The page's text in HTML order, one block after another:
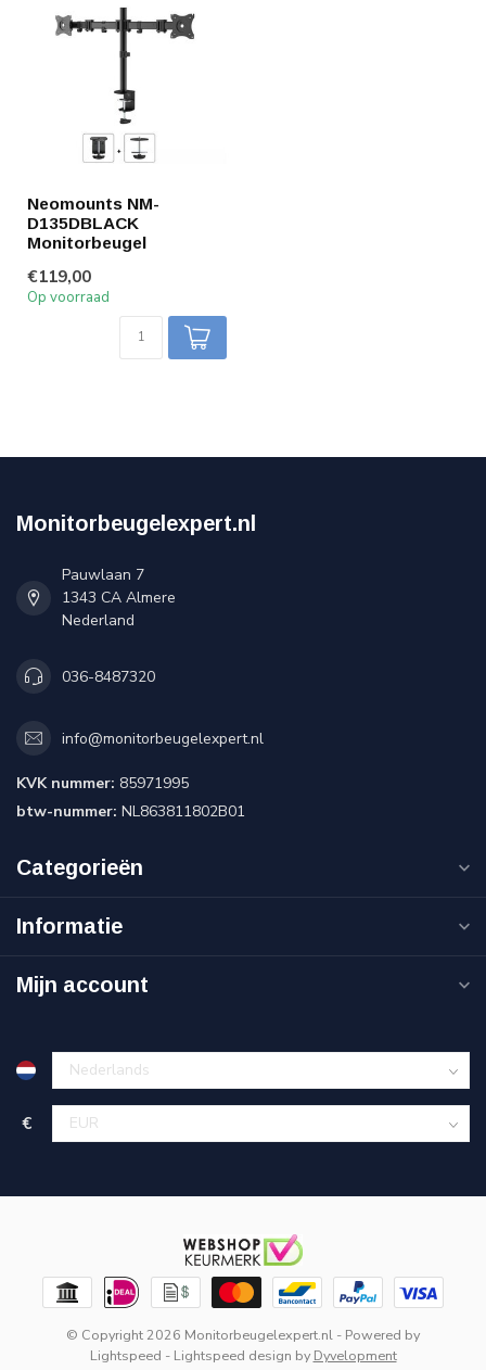
Neomounts NM-
D135DBLACK
Monitorbeugel
€119,00
Op voorraad
Monitorbeugelexpert.nl
Pauwlaan 7
1343 CA Almere
Nederland
036-8487320
info@monitorbeugelexpert.nl
KVK nummer: 85971995
btw-nummer: NL863811802B01
Categorieën
Informatie
Mijn account
€
© Copyright 2026 Monitorbeugelexpert.nl - Powered by
Lightspeed - Lightspeed design by Dyvelopment